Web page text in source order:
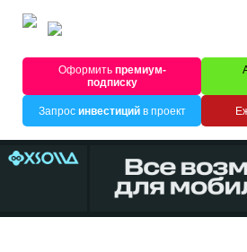
Оформитьпремиум-
подписку
Запрос инвестицийв проект